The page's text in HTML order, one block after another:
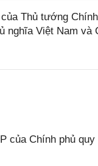
Thủ tướng
nghĩa Việt Nam
của Chính phủ